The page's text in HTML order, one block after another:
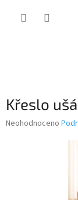
Křeslo
Průměrné
Neohodnoceno